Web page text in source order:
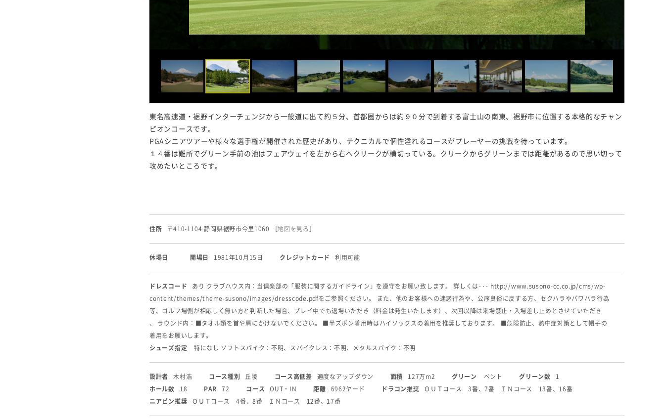
東名高速道・裾野インターチェンジから一般道に出て約５分、首都圏からは約９０分で到着する富士山の南東、裾野市に位置する本格的なチャン
ピオンコースです。
PGAシニアツアーや様々な選手権が開催された歴史があり、テクニカルで個性溢れるコースがプレーヤーの挑戦を待っています。
１４番は難所でグリーン手前の池はフェアウェイを左から右へクリークが横切っている。クリークからグリーンまでは距離があるので思い切って
攻めたいところです。
住所 〒410-1104 静岡県裾野市今里1060 ［地図を見る
休場日 開場日 1981年10月15日 クレジットカード 利用可能
ドレスコード あり クラブハウス内：当倶楽部の「服装に関するガイドライン」を遵守をお願い致します。 詳しくは･･･ http://www.susono-cc.co.jp/cms/wp-
content/themes/theme-susono/images/dresscode.pdfをご参照ください。 また、他のお客様への迷惑行為や、公序良俗に反する方、セクハラやパワハラ行為
等、ゴルフ場側が相応しく無い方と判断した場合、プレイ中でも退場いただき（料金は発生いたします）、次回以降は来場禁止・入場差し止めとさせていただき
、 ラウンド内：■タオル類を首や肩にかけないでください。 ■半ズボン着用時はハイソックスの着用を推奨しております。 ■危険防止、熱中症対策として帽子の
着用をお願いします。
シューズ指定 特になし ソフトスパイク：不明、スパイクレス：不明、メタルスパイク：不明
設計者 木村浩 コース種別 丘陵 コース高低差 適度なアップダウン 面積 127万m2 グリーン ベント グリーン数 1
ホール数 18 PAR 72 コース OUT・IN 距離 6962ヤード ドラコン推奨 ＯＵＴコース 3番、7番 ＩＮコース 13番、16番
ニアピン推奨 ＯＵＴコース 4番、8番 ＩＮコース 12番、17番